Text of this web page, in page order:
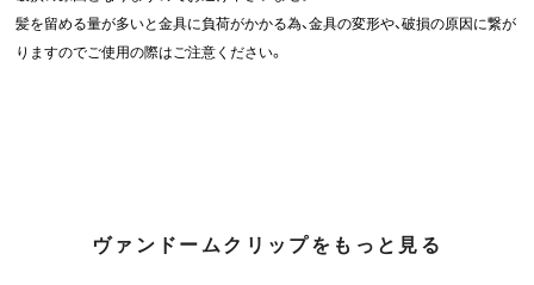
髪を留める量が多いと金具に負荷がかかる為、金具の変形や、破損の原因に繋が
りますのでご使用の際はご注意ください。
ヴァンドームクリップをもっと見る